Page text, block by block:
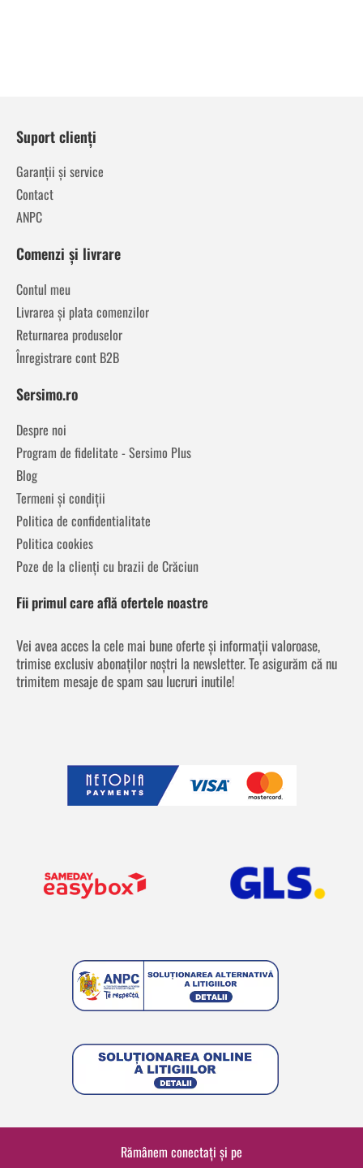
Suport clienți
Garanții și service
Contact
ANPC
Comenzi și livrare
Contul meu
Livrarea și plata comenzilor
Returnarea produselor
Înregistrare cont B2B
Sersimo.ro
Despre noi
Program de fidelitate - Sersimo Plus
Blog
Termeni și condiții
Politica de confidentialitate
Politica cookies
Poze de la clienți cu brazii de Crăciun
Fii primul care află ofertele noastre
Vei avea acces la cele mai bune oferte și informații valoroase,
trimise exclusiv abonaților noștri la newsletter. Te asigurăm că nu
trimitem mesaje de spam sau lucruri inutile!
Rămânem conectați și pe